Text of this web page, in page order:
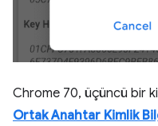
Chrome 70, üçüncü bir
Ortak Anahtar Kimlik